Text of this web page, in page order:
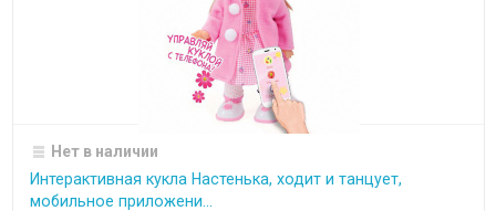
Нет в наличии
Интерактивная кукла Настенька, ходит и танцует,
мобильное приложени...